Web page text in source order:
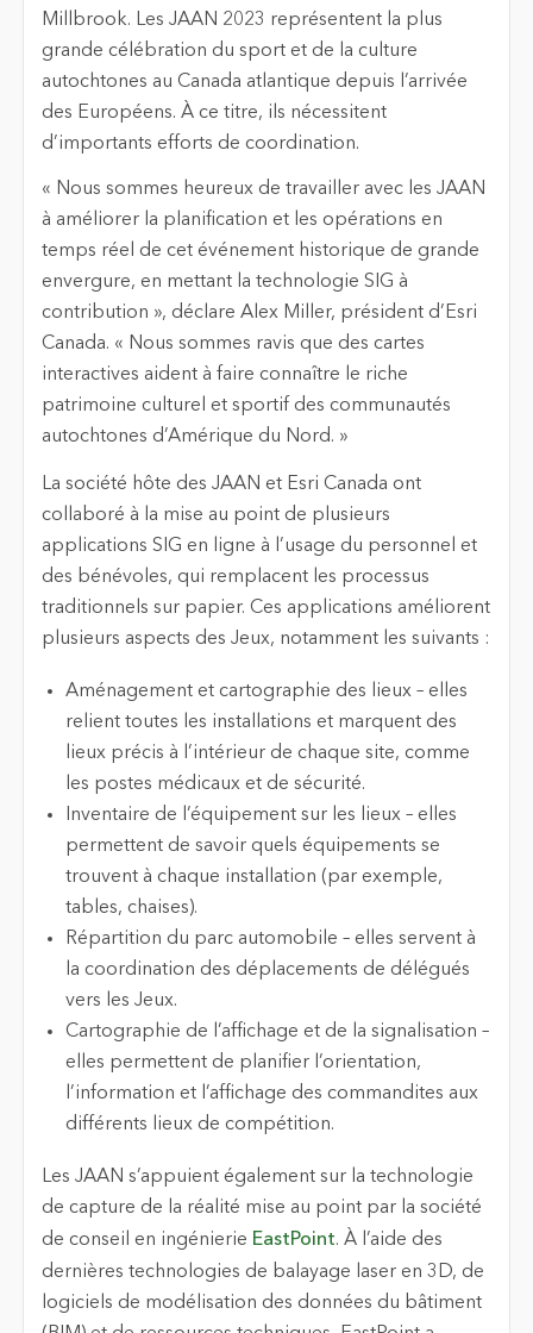
Millbrook. Les JAAN 2023 représentent la plus
grande célébration du sport et de la culture
autochtones au Canada atlantique depuis l’arrivée
des Européens. À ce titre, ils nécessitent
d’importants efforts de coordination.
« Nous sommes heureux de travailler avec les JAAN
à améliorer la planification et les opérations en
temps réel de cet événement historique de grande
envergure, en mettant la technologie SIG à
contribution », déclare Alex Miller, président d’Esri
Canada. « Nous sommes ravis que des cartes
interactives aident à faire connaître le riche
patrimoine culturel et sportif des communautés
autochtones d’Amérique du Nord. »
La société hôte des JAAN et Esri Canada ont
collaboré à la mise au point de plusieurs
applications SIG en ligne à l’usage du personnel et
des bénévoles, qui remplacent les processus
traditionnels sur papier. Ces applications améliorent
plusieurs aspects des Jeux, notamment les suivants :
Aménagement et cartographie des lieux – elles
relient toutes les installations et marquent des
lieux précis à l’intérieur de chaque site, comme
les postes médicaux et de sécurité.
Inventaire de l’équipement sur les lieux – elles
permettent de savoir quels équipements se
trouvent à chaque installation (par exemple,
tables, chaises).
Répartition du parc automobile – elles servent à
la coordination des déplacements de délégués
vers les Jeux.
Cartographie de l’affichage et de la signalisation –
elles permettent de planifier l’orientation,
l’information et l’affichage des commandites aux
différents lieux de compétition.
Les JAAN s’appuient également sur la technologie
de capture de la réalité mise au point par la société
de conseil en ingénierie EastPoint. À l’aide des
dernières technologies de balayage laser en 3D, de
logiciels de modélisation des données du bâtiment